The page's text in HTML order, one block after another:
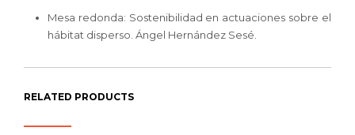
Mesa redonda: Sostenibilidad en actuaciones sobre el
hábitat disperso. Ángel Hernández Sesé.
RELATED PRODUCTS